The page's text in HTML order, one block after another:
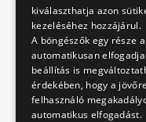
kiválaszthatja azon
kezeléséhez hozzájárul.
A böngészők egy része
automatikusan
beállítás is
érdekében, hogy a
felhasználó
automatikus elfogadást.